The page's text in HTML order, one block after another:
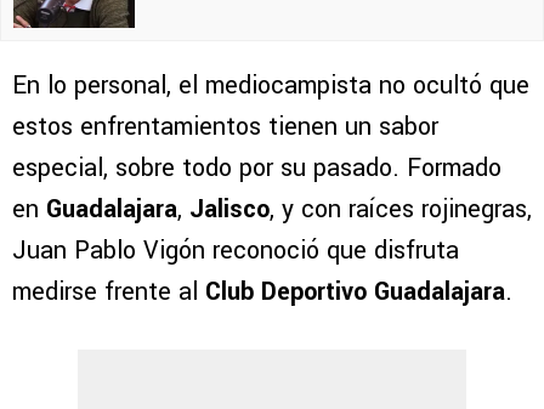
En lo personal, el mediocampista no ocultó que
estos enfrentamientos tienen un sabor
especial, sobre todo por su pasado. Formado
en Guadalajara, Jalisco, y con raíces rojinegras,
Juan Pablo Vigón reconoció que disfruta
medirse frente al Club Deportivo Guadalajara.